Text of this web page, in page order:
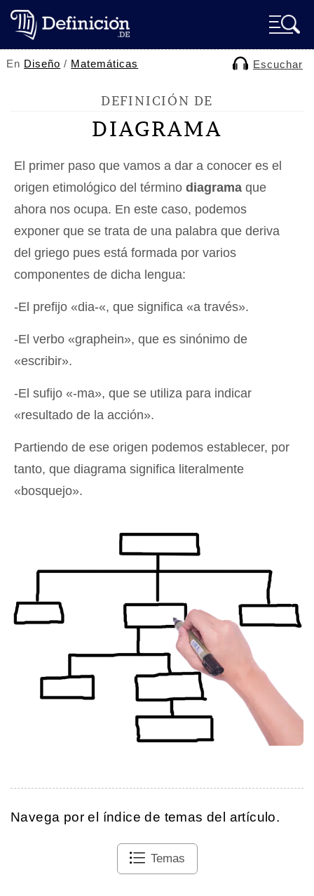
En Diseño / Matemáticas Escuchar
DEFINICIÓN DE
DIAGRAMA
El primer paso que vamos a dar a conocer es el
origen etimológico del término diagrama que
ahora nos ocupa. En este caso, podemos
exponer que se trata de una palabra que deriva
del griego pues está formada por varios
componentes de dicha lengua:
-El prefijo «dia-«, que significa «a través».
-El verbo «graphein», que es sinónimo de
«escribir».
-El sufijo «-ma», que se utiliza para indicar
«resultado de la acción».
Partiendo de ese origen podemos establecer, por
tanto, que diagrama significa literalmente
«bosquejo».
Navega por el índice de temas del artículo.
Temas